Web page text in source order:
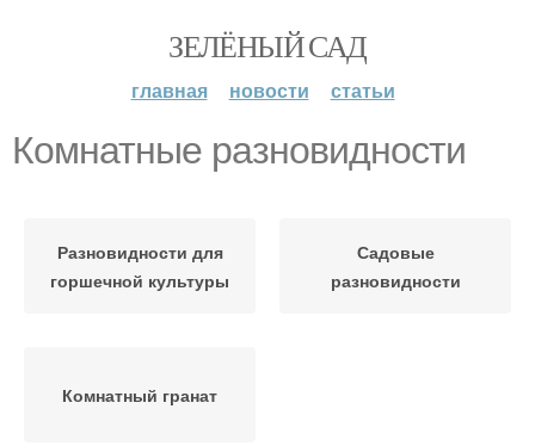
ЗЕЛЁНЫЙ САД
главная новости статьи
Комнатные разновидности
Разновидности для
горшечной культуры
Садовые
разновидности
Комнатный гранат